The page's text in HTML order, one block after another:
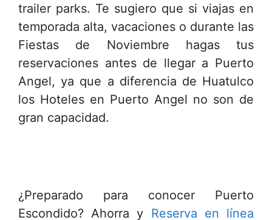
trailer parks. Te sugiero que si viajas en
temporada alta, vacaciones o durante las
Fiestas de Noviembre hagas tus
reservaciones antes de llegar a Puerto
Angel, ya que a diferencia de Huatulco
los Hoteles en Puerto Angel no son de
gran capacidad.
¿Preparado para conocer Puerto
Escondido? Ahorra y Reserva en línea